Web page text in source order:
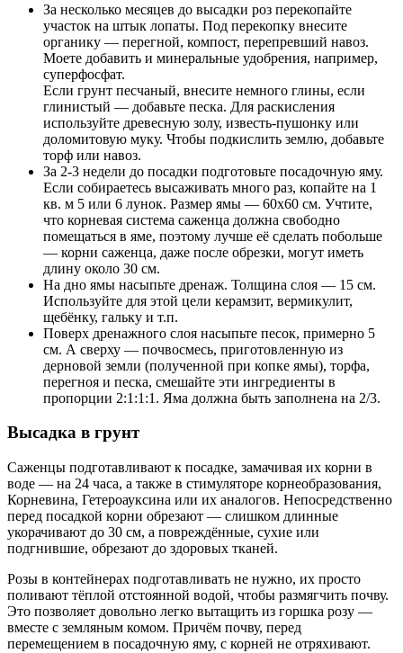
За несколько месяцев до высадки роз перекопайте
участок на штык лопаты. Под перекопку внесите
органику — перегной, компост, перепревший навоз.
Моете добавить и минеральные удобрения, например,
суперфосфат.
Если грунт песчаный, внесите немного глины, если
глинистый — добавьте песка. Для раскисления
используйте древесную золу, известь-пушонку или
доломитовую муку. Чтобы подкислить землю, добавьте
торф или навоз.
За 2-3 недели до посадки подготовьте посадочную яму.
Если собираетесь высаживать много раз, копайте на 1
кв. м 5 или 6 лунок. Размер ямы — 60х60 см. Учтите,
что корневая система саженца должна свободно
помещаться в яме, поэтому лучше её сделать побольше
— корни саженца, даже после обрезки, могут иметь
длину около 30 см.
На дно ямы насыпьте дренаж. Толщина слоя — 15 см.
Используйте для этой цели керамзит, вермикулит,
щебёнку, гальку и т.п.
Поверх дренажного слоя насыпьте песок, примерно 5
см. А сверху — почвосмесь, приготовленную из
дерновой земли (полученной при копке ямы), торфа,
перегноя и песка, смешайте эти ингредиенты в
пропорции 2:1:1:1. Яма должна быть заполнена на 2/3.
Высадка в грунт
Саженцы подготавливают к посадке, замачивая их корни в
воде — на 24 часа, а также в стимуляторе корнеобразования,
Корневина, Гетероауксина или их аналогов. Непосредственно
перед посадкой корни обрезают — слишком длинные
укорачивают до 30 см, а повреждённые, сухие или
подгнившие, обрезают до здоровых тканей.
Розы в контейнерах подготавливать не нужно, их просто
поливают тёплой отстоянной водой, чтобы размягчить почву.
Это позволяет довольно легко вытащить из горшка розу —
вместе с земляным комом. Причём почву, перед
перемещением в посадочную яму, с корней не отряхивают.